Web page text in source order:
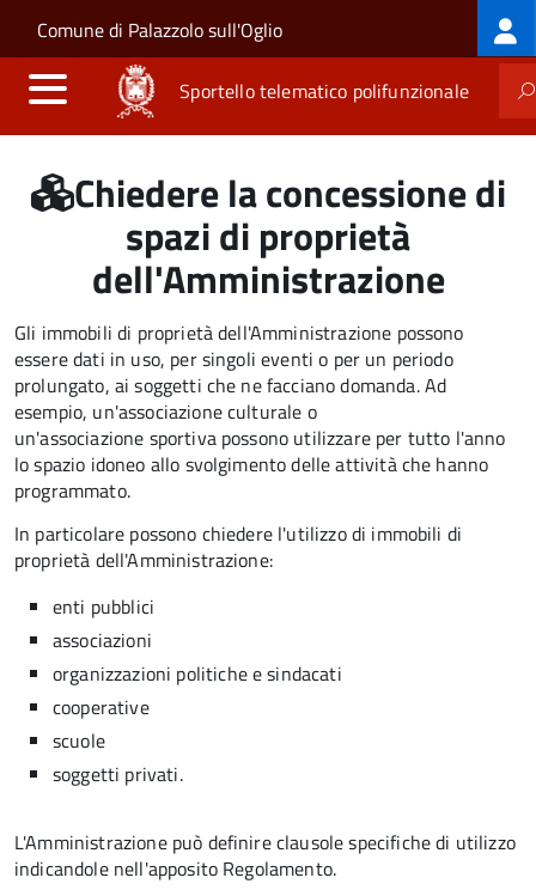
Salta al contenuto principale
Skip to site navigation
Comune di Palazzolo sull'Oglio
Sportello telematico polifunzionale
Chiedere la concessione di
spazi di proprietà
dell'Amministrazione
Gli immobili di proprietà dell'Amministrazione possono
essere dati in uso, per singoli eventi o per un periodo
prolungato, ai soggetti che ne facciano domanda. Ad
esempio, un'associazione culturale o
un'associazione sportiva possono utilizzare per tutto l'anno
lo spazio idoneo allo svolgimento delle attività che hanno
programmato.
In particolare possono chiedere l'utilizzo di immobili di
proprietà dell'Amministrazione:
enti pubblici
associazioni
organizzazioni politiche e sindacati
cooperative
scuole
soggetti privati.
L'Amministrazione può definire clausole specifiche di utilizzo
indicandole nell'apposito Regolamento.